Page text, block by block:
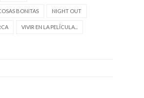
BONITAS NIGHT OUT
VIVIR EN LA PELÍCULA...